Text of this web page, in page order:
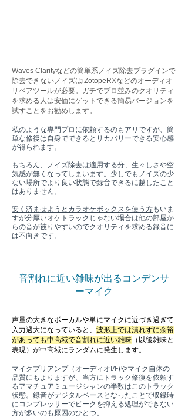
Waves Clarityなどの簡単系ノイズ除去プラグインで
除去できないノイズはiZotopeRXなどのオーディオ
リペアツールが必要。ガチでプロ並みのクオリティ
を求める人は安価にゲットできる簡易バージョンを
試すことをお勧めします。
私のような専門プロに依頼するのもアリですが、簡
単な修復は自身でできるとリカバリーできる安心感
が得られます。
もちろん、ノイズ除去は適用する分、生々しさや空
気感が無くなってしまいます。少しでもノイズの少
ない場所でより良い状態で録音できるに越したこと
はありません。
安く済ませようとカラオケボックスを使う方もいま
すが分厚いオケトラックじゃない場合は他の部屋か
らの音が被りやすいのでクオリティを求める録音に
は不向きです。
音割れに近い雑味が出るコンデンサ
ーマイク
声量の大きなボーカルや単にマイクに近づき過ぎて
入力過大になっていると、 波形上では潰れずに余裕
があっても中高域で音割れに近い雑味 （以後雑味と
表現）が中高域にランダムに発生します。
マイクプリアンプ（オーディオI/F)やマイク自体の
品質にもよりますが、当方にトラック修復を依頼す
るアマチュアミュージシャンの半数はこのトラック
状態。録音がデジタルベースとなったことで収録時
にコンプレッサーでピークを抑える処理ができない
方が多いのも原因のひとつ。